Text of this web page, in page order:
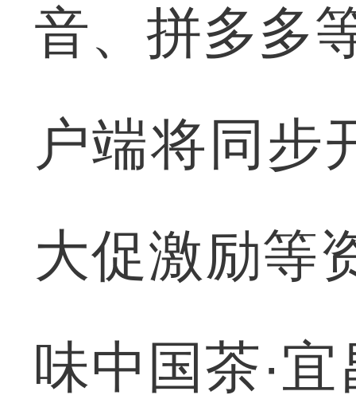
音、拼多多
户端将同步
大促激励等
味中国茶·